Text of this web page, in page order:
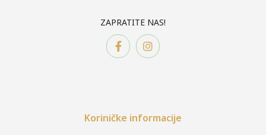
ZAPRATITE NAS!
Koriničke informacije